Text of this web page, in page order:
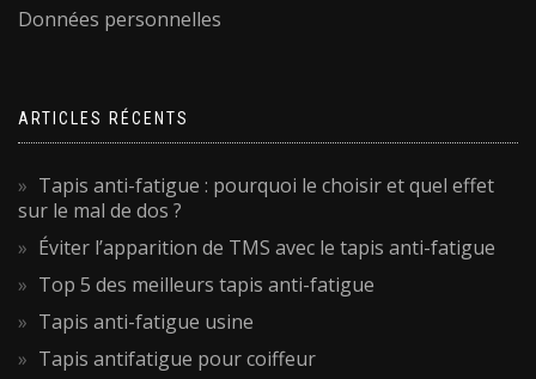
Données personnelles
ARTICLES RÉCENTS
Tapis anti-fatigue : pourquoi le choisir et quel effet
sur le mal de dos ?
Éviter l’apparition de TMS avec le tapis anti-fatigue
Top 5 des meilleurs tapis anti-fatigue
Tapis anti-fatigue usine
Tapis antifatigue pour coiffeur